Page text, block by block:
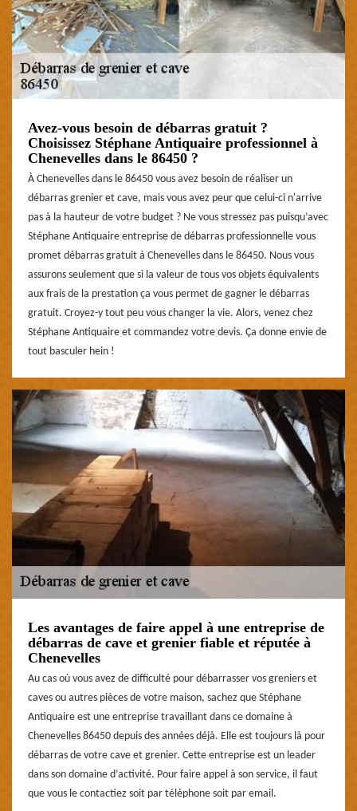
Avez-vous besoin de débarras gratuit ?
Choisissez Stéphane Antiquaire professionnel à
Chenevelles dans le 86450 ?
À Chenevelles dans le 86450 vous avez besoin de réaliser un
débarras grenier et cave, mais vous avez peur que celui-ci n'arrive
pas à la hauteur de votre budget ? Ne vous stressez pas puisqu’avec
Stéphane Antiquaire entreprise de débarras professionnelle vous
promet débarras gratuit à Chenevelles dans le 86450. Nous vous
assurons seulement que si la valeur de tous vos objets équivalents
aux frais de la prestation ça vous permet de gagner le débarras
gratuit. Croyez-y tout peu vous changer la vie. Alors, venez chez
Stéphane Antiquaire et commandez votre devis. Ça donne envie de
tout basculer hein !
Les avantages de faire appel à une entreprise de
débarras de cave et grenier fiable et réputée à
Chenevelles
Au cas où vous avez de difficulté pour débarrasser vos greniers et
caves ou autres pièces de votre maison, sachez que Stéphane
Antiquaire est une entreprise travaillant dans ce domaine à
Chenevelles 86450 depuis des années déjà. Elle est toujours là pour
débarras de votre cave et grenier. Cette entreprise est un leader
dans son domaine d’activité. Pour faire appel à son service, il faut
que vous le contactiez soit par téléphone soit par email.